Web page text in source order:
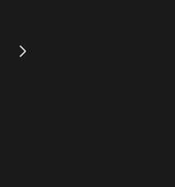
ずジョンウの学校へ行くのだが、ミ
ニョンと一緒にいるジョンウを目に